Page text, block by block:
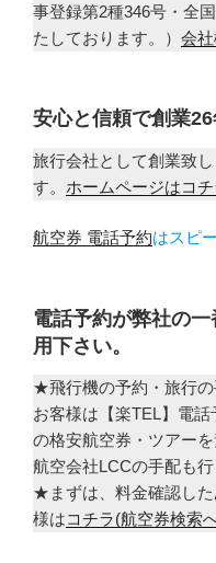
事登録第2種346号・全
たしております。） 会
安心と信頼で創業26
旅行会社として創業致
す。 ホームページはコチ
航空券 電話予約はスピ
電話予約が弊社の
用下さい。
★飛行機の予約・旅行
お客様は【楽TEL】電
の格安航空券・ツアー
航空会社LCCの手配も行
★まずは、料金確認し
様はコチラ(航空券検索